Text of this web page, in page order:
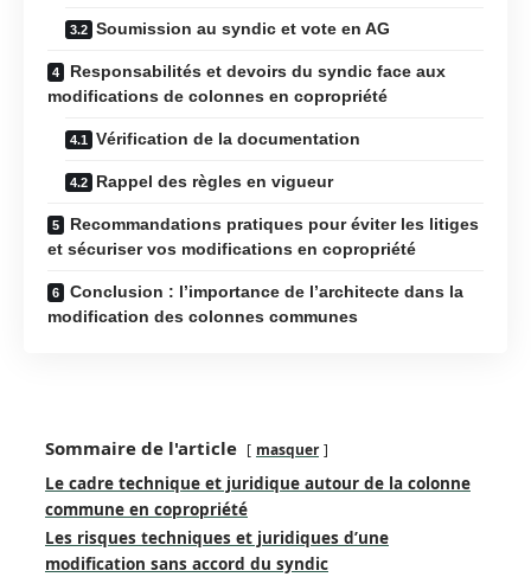
Soumission au syndic et vote en AG
Responsabilités et devoirs du syndic face aux
modifications de colonnes en copropriété
Vérification de la documentation
Rappel des règles en vigueur
Recommandations pratiques pour éviter les litiges
et sécuriser vos modifications en copropriété
Conclusion : l’importance de l’architecte dans la
modification des colonnes communes
Sommaire de l'article masquer
Le cadre technique et juridique autour de la colonne
commune en copropriété
Les risques techniques et juridiques d’une
modification sans accord du syndic